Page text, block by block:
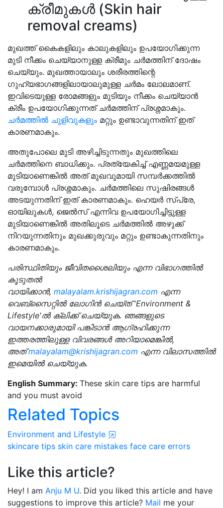
ക്രീമുകൾ (Skin hair
removal creams)
മുഖത്ത് കൈകളിലും കാലുകളിലും ഉപയോഗിക്കുന്ന
മുടി നീക്കം ചെയ്യാനുള്ള ക്രീമും ചർമത്തിന് ദോഷം
ചെയ്യും. മുഖത്തായാലും ശരീരത്തിന്റെ
ഗുഹ്യഭാഗങ്ങളിലായാലുമുള്ള ചർമം ലോലമാണ്.
ഇവിടെയുള്ള രോമങ്ങളും മുടിയും നീക്കം ചെയ്യാൻ
ക്രീം ഉപയോഗിക്കുന്നത് ചർമത്തിന് പ്രശ്നമാകും.
ചർമത്തിൽ ചുളിവുകളും മറ്റും ഉണ്ടാവുന്നതിന് ഇത്
കാരണമാകും.
അതുപോലെ മുടി അഴിച്ചിടുന്നതും മുഖത്തിലെ
ചർമത്തിനെ ബാധിക്കും. പ്രത്യേകിച്ച് എണ്ണമയമുള്ള
മുടിയാണെങ്കിൽ അത് മുഖവുമായി സമ്പർക്കത്തിൽ
വരുമ്പോൾ പ്രശ്നമാകും. ചർമത്തിലെ സുഷിരങ്ങൾ
അടയുന്നതിന് ഇത് കാരണമാകും. ഹെയർ സ്‌പ്രേ,
ഓയിലുകൾ, ജെൽസ് എന്നിവ ഉപയോഗിച്ചിട്ടുള്ള
മുടിയാണെങ്കിൽ അതിലൂടെ ചർമത്തിൽ അഴുക്ക്
നിറയുന്നതിനും മുഖക്കുരുവും മറ്റും ഉണ്ടാകുന്നതിനും
കാരണമാകും.
പരിസ്ഥിതിയും ജീവിതശൈലിയും എന്ന വിഭാഗത്തിൽ
കൂടുതൽ
വായിക്കാൻ, malayalam.krishijagran.com എന്ന
വെബ്‌സൈറ്റിൽ ലോഗിൻ ചെയ്‌ത് 'Environment &
Lifestyle'ൽ ക്ലിക്ക് ചെയ്യുക. ഞങ്ങളുടെ
വായനക്കാരുമായി പങ്കിടാൻ ആഗ്രഹിക്കുന്ന
ഇത്തരത്തിലുള്ള വിവരങ്ങൾ അറിയാമെങ്കിൽ,
അത്malayalam@krishijagran.com എന്ന വിലാസത്തിൽ
ഇമെയിൽ ചെയ്യുക.
English Summary: These skin care tips are harmful
and you must avoid
Related Topics
Environment and Lifestyle
skincare tips skin care mistakes face care errors
Like this article?
Hey! I am Anju M U. Did you liked this article and have
suggestions to improve this article? Mail me your